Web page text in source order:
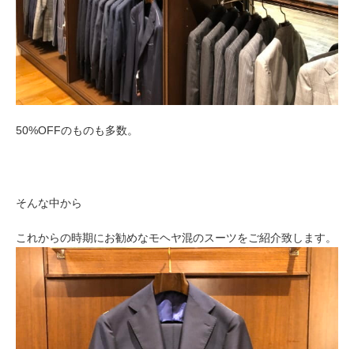
50%OFFのものも多数。
そんな中から
これからの時期にお勧めなモヘヤ混のスーツをご紹介致します。